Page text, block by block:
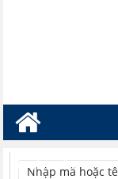
TÌM KIẾM